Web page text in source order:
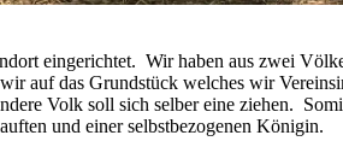
eingerichtet. Wir haben aus zwei
auf das Grundstück welches wir
Volk soll sich selber eine ziehen.
und einer selbstbezogenen Königin.